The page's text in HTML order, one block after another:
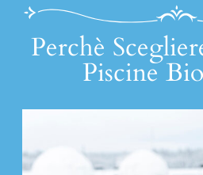
Perchè
Piscine